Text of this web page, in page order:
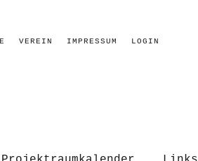
VEREIN IMPRESSUM LOGIN